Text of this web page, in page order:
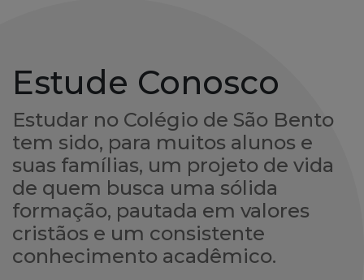
Estude Conosco
Estudar no Colégio de São Bento
tem sido, para muitos alunos e
suas famílias, um projeto de vida
de quem busca uma sólida
formação, pautada em valores
cristãos e um consistente
conhecimento acadêmico.